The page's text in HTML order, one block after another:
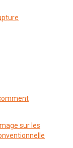
sur les